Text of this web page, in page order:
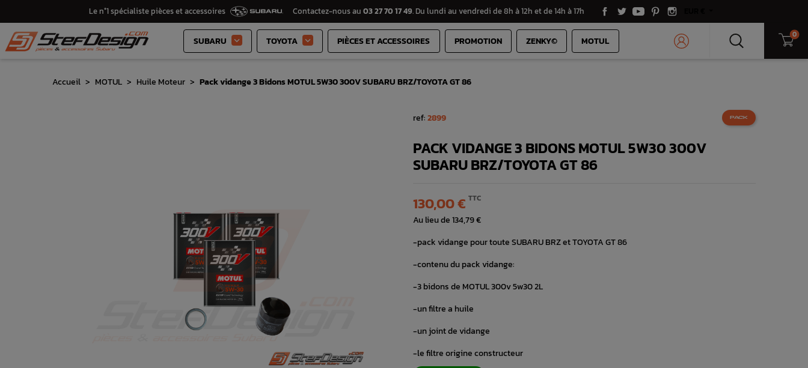
Le n°1 spécialiste pièces et accessoires Contactez-nous au 03 27 70 17 49. Du lundi au vendredi de 8h à 12h et de 14h à 17h
SUBARU  TOYOTA  PIÈCES ET ACCESSOIRES PROMOTION ZENKY© MOTUL 0
Accueil MOTUL Huile Moteur Pack vidange 3 Bidons MOTUL 5W30 300V SUBARU BRZ/TOYOTA GT 86
ref:2899 PACK
PACK VIDANGE 3 BIDONS MOTUL 5W30 300V
SUBARU BRZ/TOYOTA GT 86
130,00 € TTC
Au lieu de 134,79 €
-pack vidange pour toute SUBARU BRZ et TOYOTA GT 86
-contenu du pack vidange:
-3 bidons de MOTUL 300v 5w30 2L
-un filtre a huile
-un joint de vidange
-le filtre origine constructeur